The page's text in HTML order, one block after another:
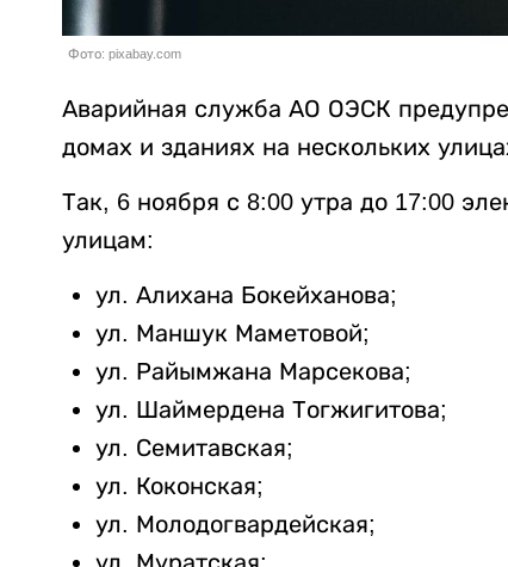
Фото: pixabay.com
Аварийная служба АО ОЭСК
домах и зданиях на нескольких
Так, 6 ноября с 8:00 утра до 17:00
улицам:
ул. Алихана Бокейханова;
ул. Маншук Маметовой;
ул. Райымжана Марсекова;
ул. Шаймердена Тогжигитова;
ул. Семитавская;
ул. Коконская;
ул. Молодогвардейская;